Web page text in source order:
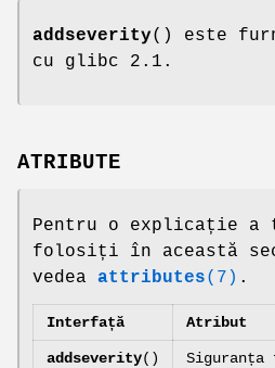
addseverity() este
cu glibc 2.1.
ATRIBUTE
Pentru o explicație a
folosiți în această
vedea attributes(7) .
Interfață Atribut
addseverity()